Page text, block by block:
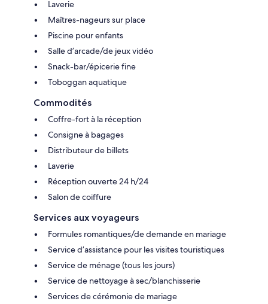
Laverie
Maîtres-nageurs sur place
Piscine pour enfants
Salle d’arcade/de jeux vidéo
Snack-bar/épicerie fine
Toboggan aquatique
Commodités
Coffre-fort à la réception
Consigne à bagages
Distributeur de billets
Laverie
Réception ouverte 24 h/24
Salon de coiffure
Services aux voyageurs
Formules romantiques/de demande en mariage
Service d’assistance pour les visites touristiques
Service de ménage (tous les jours)
Service de nettoyage à sec/blanchisserie
Services de cérémonie de mariage